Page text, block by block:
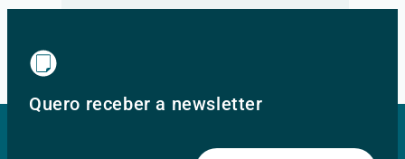
Quero receber a newsletter